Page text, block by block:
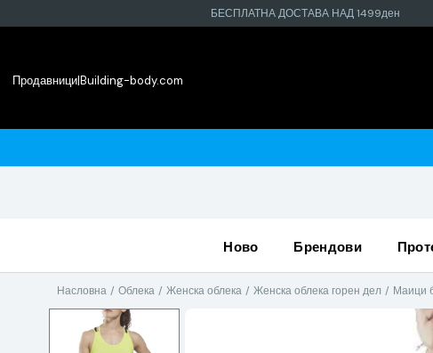
БЕСПЛАТНА ДОСТАВА НАД 1499ден
Продавници|Building-body.com
ново брендови
Насловна Облека Женска облека Женска облека горен дел Маици